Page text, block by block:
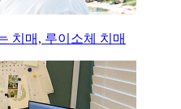
치매, 루이소체 치매